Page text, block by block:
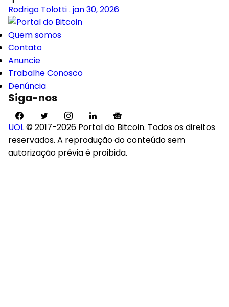
Por que o ouro e a prata estão caindo mais
que o Bitcoin? Entenda
Rodrigo Tolotti
Quem somos
Contato
Anuncie
Trabalhe Conosco
Siga-nos
UOL © 2017-2026 Portal do Bitcoin. Todos os direitos